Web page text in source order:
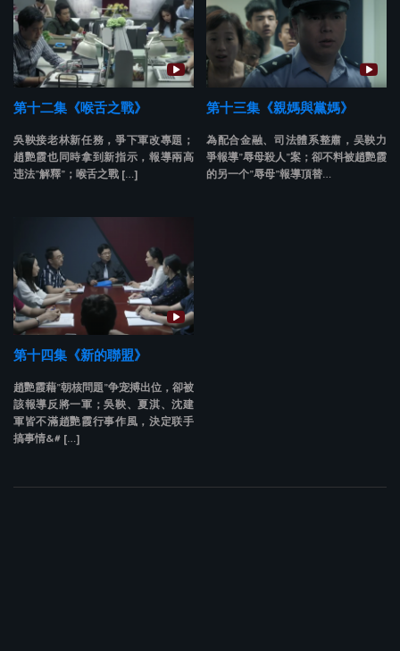
第十二集《喉舌之戰》
吳鞅接老林新任務，爭下軍改專題；
趙艷霞也同時拿到新指示，報導兩高
违法”解釋”；喉舌之戰 […]
第十三集《親媽與黨媽》
為配合金融、司法體系整肅，吴鞅力
爭報導”辱母殺人”案；卻不料被趙艷霞
的另一个”辱母”報導頂替…
第十四集《新的聯盟》
趙艷霞藉”朝核問題”争宠搏出位，卻被
該報導反將一軍；吳鞅、夏淇、沈建
軍皆不滿趙艷霞行事作風，決定联手
搞事情&# […]